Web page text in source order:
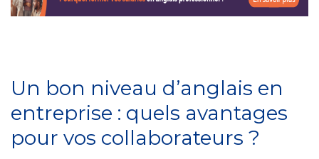
Un bon niveau d’anglais en
entreprise : quels avantages
pour vos collaborateurs ?